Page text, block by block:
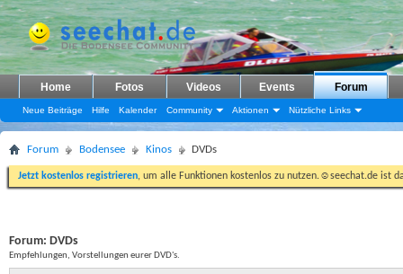
Home Fotos Videos Events Forum
Neue Beiträge Hilfe Kalender Community Aktionen Nützliche Links
Forum Bodensee Kinos DVDs
Jetzt kostenlos registrieren, um alle Funktionen kostenlos zu nutzen.☺seechat.de ist
Forum: DVDs
Empfehlungen, Vorstellungen eurer DVD's.